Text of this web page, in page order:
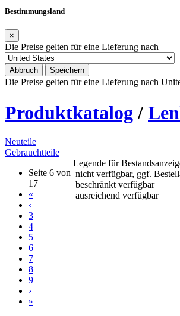
Bestimmungsland
×
Die Preise gelten für eine Lieferung nach
Abbruch Speichern
Die Preise gelten für eine Lieferung nach
Produktkatalog /
Neuteile
Gebrauchtteile
Legende für
nicht verfügbar, ggf.
beschränkt verfügbar
ausreichend verfügbar
Seite 6 von
17
«
‹
3
4
5
6
7
8
9
›
»